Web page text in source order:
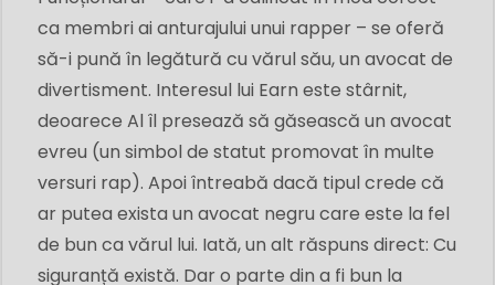
ca membri ai anturajului unui rapper – se oferă
să-i pună în legătură cu vărul său, un avocat de
divertisment. Interesul lui Earn este stârnit,
deoarece Al îl presează să găsească un avocat
evreu (un simbol de statut promovat în multe
versuri rap). Apoi întreabă dacă tipul crede că
ar putea exista un avocat negru care este la fel
de bun ca vărul lui. Iată, un alt răspuns direct: Cu
siguranță există. Dar o parte din a fi bun la